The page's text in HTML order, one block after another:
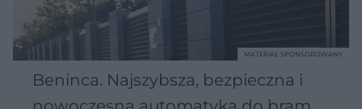
Beninca. Najszybsza, bezpieczna i
MATERIAŁ SPONSOROWANY